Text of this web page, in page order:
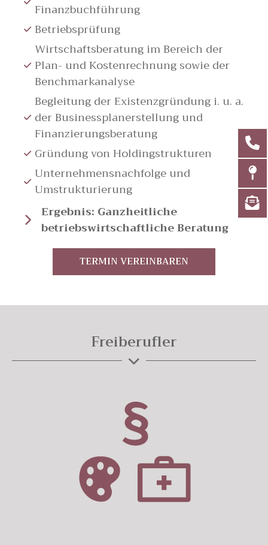
Finanzbuchführung
Betriebsprüfung
Wirtschaftsberatung im Bereich der
Plan- und Kostenrechnung sowie der
Benchmarkanalyse
Begleitung der Existenzgründung i. u. a.
der Businessplanerstellung und
Finanzierungsberatung
Gründung von Holdingstrukturen
Unternehmensnachfolge und
Umstrukturierung
Ergebnis: Ganzheitliche
betriebswirtschaftliche Beratung
TERMIN VEREINBAREN
Freiberufler